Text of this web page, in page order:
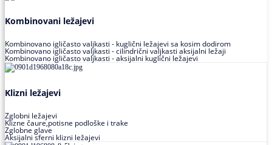
Kombinovani ležajevi
Kombinovano igličasto valjkasti - kuglični ležajevi sa kosim dodirom
Kombinovano igličasto valjkasti - cilindrični valjkasti aksijalni ležaji
Kombinovano igličasto valjkasti - aksijalni kuglični ležajevi
Klizni ležajevi
Zglobni ležajevi
Klizne čaure,potisne podloške i trake
Zglobne glave
Aksijalni sferni klizni ležajevi